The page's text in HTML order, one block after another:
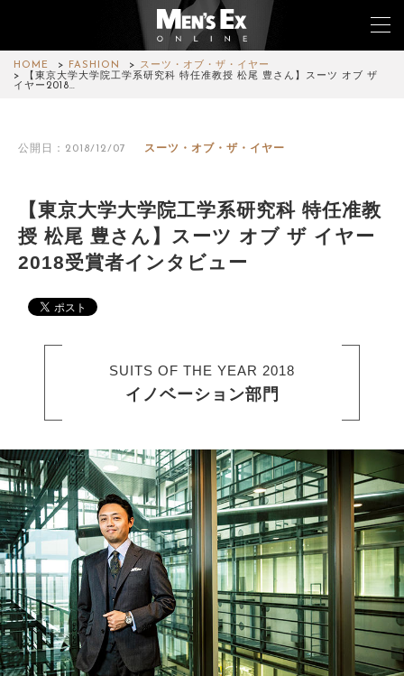
HOME FASHION
スーツ・オブ・ザ・イヤー
【東京大学大学院工学系研究科 特任准教授 松尾 豊さん】スーツ オブ ザ
イヤー2018…
公開日：2018/12/07 スーツ・オブ・ザ・イヤー
【東京大学大学院工学系研究科 特任准教
授 松尾 豊さん】スーツ オブ ザ イヤー
2018受賞者インタビュー
SUITS OF THE YEAR 2018
イノベーション部門
FASHION
WATCH
CAR&BIKE
COLUMN
サイトマップ